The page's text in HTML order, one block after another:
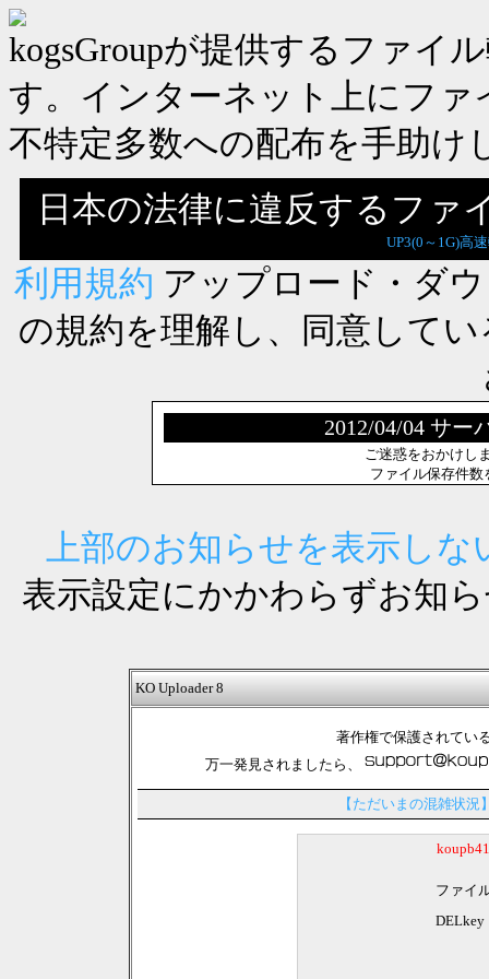
kogsGroupが提供するファイ
す。インターネット上にフ
不特定多数への配布を手助け
日本の法律に違反するファ
UP3(0～1G)高
利用規約 アップロード・ダ
の規約を理解し、同意して
2012/04/04 サー
ご迷惑をおかけし
ファイル保存件
上部のお知らせを表示しな
表示設定にかかわらずお知
KO Uploader 8
著作権で保護されてい
万一発見されましたら、
【ただいまの混雑状況
ファイ
DELkey